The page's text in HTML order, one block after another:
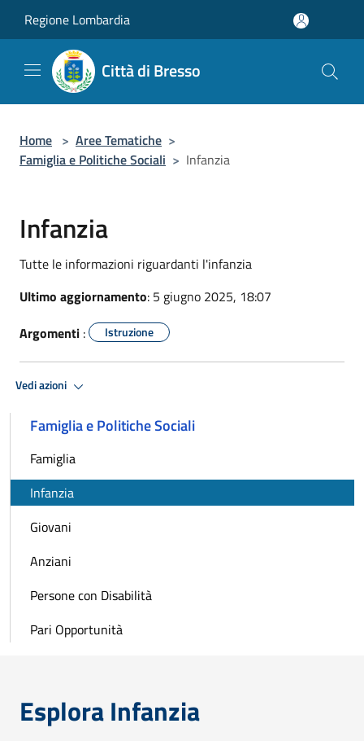
Regione Lombardia
Città di Bresso
Home > Aree Tematiche >
Famiglia e Politiche Sociali > Infanzia
Infanzia
Tutte le informazioni riguardanti l'infanzia
Ultimo aggiornamento: 5 giugno 2025, 18:07
Argomenti : Istruzione
Vedi azioni
Famiglia e Politiche Sociali
Famiglia
Infanzia
Giovani
Anziani
Persone con Disabilità
Pari Opportunità
Esplora Infanzia